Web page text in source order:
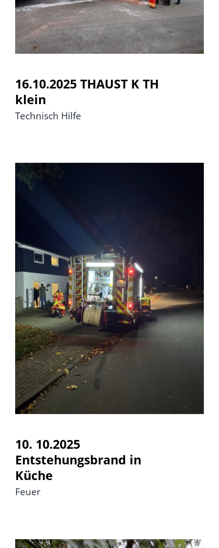
16.10.2025 THAUST K TH
klein
Technisch Hilfe
10. 10.2025
Entstehungsbrand in Küche
10. 10.2025
Entstehungsbrand in
Küche
Feuer